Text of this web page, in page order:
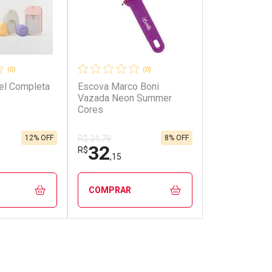
(0)
Completa
12% OFF
(0)
Escova Marco Boni
Vazada Neon Summer
Cores
R$ 34,79
R$32,15
8% OFF
COMPRAR